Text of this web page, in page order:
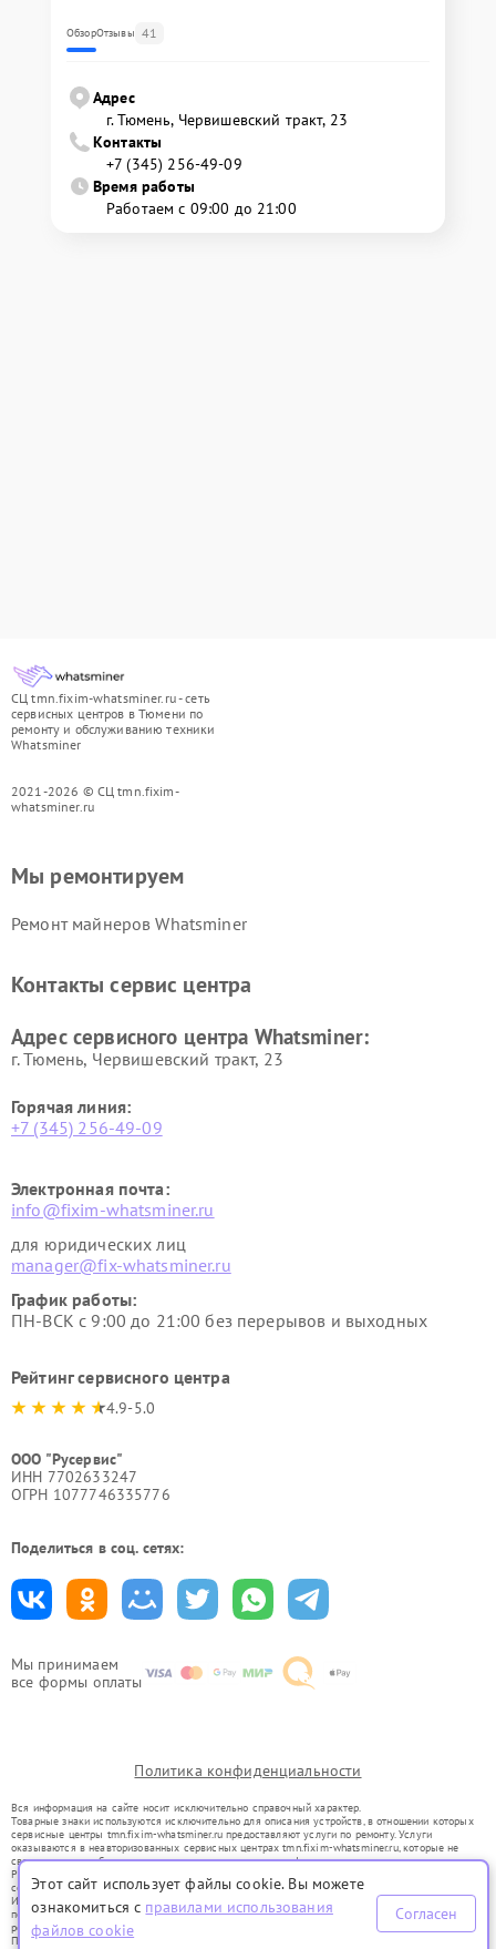
ОбзорОтзывы 41
Адрес
г. Тюмень, ​Червишевский тракт, 23
Контакты
+7 (345) 256-49-09
Время работы
Работаем с 09:00 до 21:00
СЦ tmn.fixim-whatsminer.ru - сеть
сервисных центров в Тюмени по
ремонту и обслуживанию техники
Whatsminer
2021-2026 © СЦ tmn.fixim-
whatsminer.ru
Мы принимаем
все формы оплаты
Мы ремонтируем
Ремонт майнеров Whatsminer
Контакты сервис центра
Адрес сервисного центра Whatsminer:
г. Тюмень, ​Червишевский тракт, 23
Горячая линия:
+7 (345) 256-49-09
Электронная почта:
info@fixim-whatsminer.ru
для юридических лиц
manager@fix-whatsminer.ru
График работы:
ПН-ВСК с 9:00 до 21:00 без перерывов и выходных
Рейтинг сервисного центра
4.9-5.0
ООО "Русервис"
ИНН 7702633247
ОГРН 1077746335776
Поделиться в соц. сетях:
Политика конфиденциальности
Вся информация на сайте носит исключительно справочный характер.
Товарные знаки используются исключительно для описания устройств, в отношении которых
сервисные центры tmn.fixim-whatsminer.ru предоставляют услуги по ремонту. Услуги
оказываются в неавторизованных сервисных центрах tmn.fixim-whatsminer.ru, которые не
связаны с правообладателями товарных знаков или их официальными представителями.
Ремонт осуществляется для устройств, уже введенных в гражданский оборот в соответствии
со статьей 1487 ГК РФ.
Использование товарных знаков не преследует цели индивидуализации услуг или введения
потребителей в заблуждение, а служит для информирования о предоставляемых услугах по
ремонту техники указанных брендов.
Представленная на сайте информация не является публичной офертой, определяемой
Этот сайт использует файлы cookie. Вы можете
ознакомиться с правилами использования
файлов cookie
Согласен